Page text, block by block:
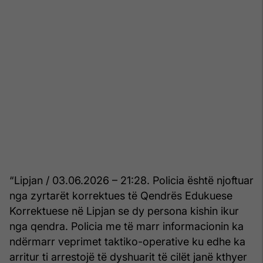
“Lipjan / 03.06.2026 – 21:28. Policia është njoftuar
nga zyrtarët korrektues të Qendrës Edukuese
Korrektuese në Lipjan se dy persona kishin ikur
nga qendra. Policia me të marr informacionin ka
ndërmarr veprimet taktiko-operative ku edhe ka
arritur ti arrestojë të dyshuarit të cilët janë kthyer